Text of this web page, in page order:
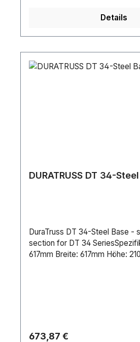
Details
DURATRUSS DT 34-
DuraTruss DT 34-Steel Base -
section for DT 34
617mm Breite: 617mm Höhe:
Regulärer Preis:
673,87 €